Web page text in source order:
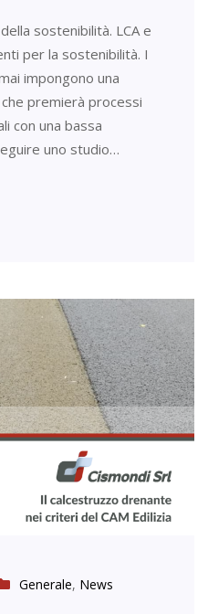
sostenibilità. LCA e
per la sostenibilità. I
impongono una
premierà processi
con una bassa
uno studio…
Generale, News